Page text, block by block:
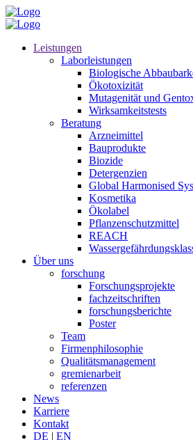
Leistungen
Laborleistungen
Biologische
Ökotoxizität
Mutagenität und
Wirksamkeitstests
Beratung
Arzneimittel
Bauprodukte
Biozide
Detergenzien
Global Harmonised
Kosmetika
Ökolabel
Pflanzenschutzmittel
REACH
Über uns
forschung
Forschungsprojekte
fachzeitschriften
forschungsberichte
Poster
Team
Firmenphilosophie
Qualitätsmanagement
gremienarbeit
referenzen
News
Karriere
Kontakt
DE | EN